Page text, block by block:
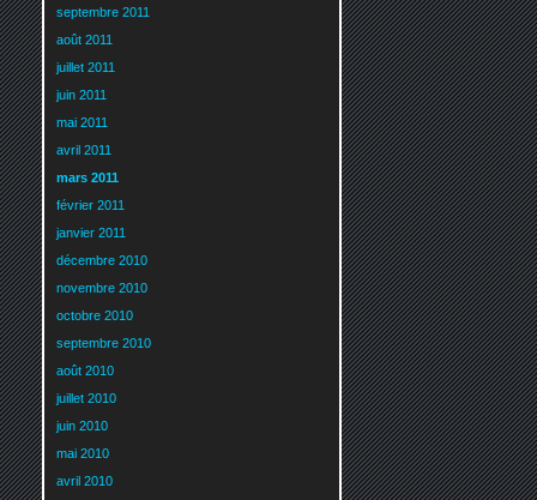
septembre 2011
août 2011
juillet 2011
juin 2011
mai 2011
avril 2011
mars 2011
février 2011
janvier 2011
décembre 2010
novembre 2010
octobre 2010
septembre 2010
août 2010
juillet 2010
juin 2010
mai 2010
avril 2010